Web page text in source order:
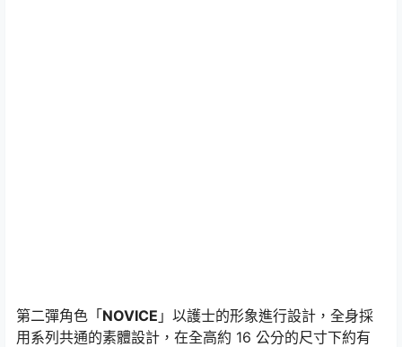
第二彈角色「NOVICE 」以護士的形象進行設計，全身採
用系列共通的素體設計，在全高約 16 公分的尺寸下約有